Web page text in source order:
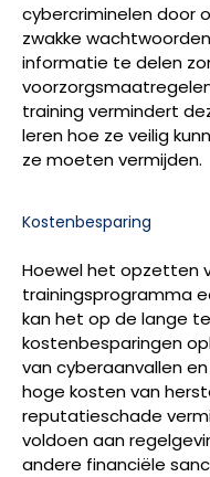
cybercriminelen door
zwakke
informatie te delen
training vermindert
leren hoe ze veilig
ze moeten vermijden.
Kostenbesparing
Hoewel het opzetten
trainingsprogramma
kan het op de lange
kostenbesparingen
van cyberaanvallen
hoge kosten van
reputatieschade
voldoen aan
andere financiële